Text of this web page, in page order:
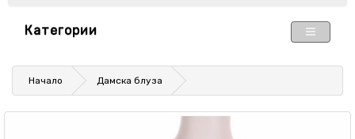
Категории
Начало Дамскa блузa